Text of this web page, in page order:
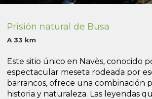
Prisión natural de Busa
A 33 km
Este sitio único en Navès, conocido
espectacular meseta rodeada por
barrancos, ofrece una combinación
historia y naturaleza. Las leyendas